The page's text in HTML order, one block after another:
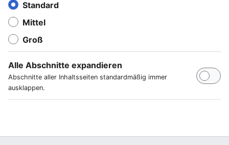
Standard
Mittel
Groß
Alle Abschnitte expandieren
Abschnitte aller Inhaltsseiten standardmäßig immer
ausklappen.